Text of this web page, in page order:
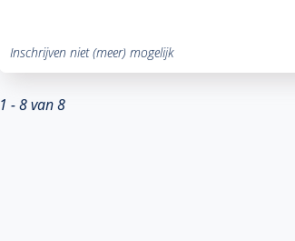
Inschrijven niet (meer) mogelijk
1 - 8 van 8